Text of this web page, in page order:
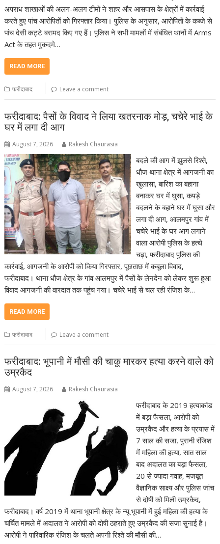
अपराध शाखाओं की अलग-अलग टीमों ने शहर और आसपास के क्षेत्रों में कार्रवाई
करते हुए पांच आरोपितों को गिरफ्तार किया। पुलिस के अनुसार, आरोपितों के कब्जे से
पांच देसी कट्टे बरामद किए गए हैं। पुलिस ने सभी मामलों में संबंधित थानों में Arms
Act के तहत मुकदमे…
READ MORE
फरीदाबाद Leave a comment
फरीदाबाद: पैसों के विवाद ने लिया खतरनाक मोड़, चचेरे भाई के
घर में लगा दी आग
August 7, 2026 Rakesh Chaurasia
बदले की आग में झुलसे रिश्ते,
धौज थाना क्षेत्र में आगजनी का
खुलासा, बारिश का बहाना
बनाकर घर में घुसा, कपड़े
बदलने के बहाने घर में घुसा और
लगा दी आग, आलमपुर गांव में
चचेरे भाई के घर आग लगाने
वाला आरोपी पुलिस के हत्थे
चढ़ा, फरीदाबाद पुलिस की
कार्रवाई, आगजनी के आरोपी को किया गिरफ्तार, पूछताछ में कबूला विवाद,
फरीदाबाद। थाना धौज क्षेत्र के गांव आलमपुर में पैसों के लेनदेन को लेकर शुरू हुआ
विवाद आगजनी की वारदात तक पहुंच गया। चचेरे भाई से चल रही रंजिश के…
READ MORE
फरीदाबाद Leave a comment
फरीदाबाद: भूपानी में मौसी की चाकू मारकर हत्या करने वाले को
उम्रकैद
August 7, 2026 Rakesh Chaurasia
फरीदाबाद के 2019 हत्याकांड
में बड़ा फैसला, आरोपी को
उम्रकैद और हत्या के प्रयास में
7 साल की सजा, पुरानी रंजिश
में महिला की हत्या, सात साल
बाद अदालत का बड़ा फैसला,
20 से ज्यादा गवाह, मजबूत
वैज्ञानिक साक्ष्य और पुलिस जांच
से दोषी को मिली उम्रकैद,
फरीदाबाद। वर्ष 2019 में थाना भूपानी क्षेत्र के न्यू भूपानी में हुई महिला की हत्या के
चर्चित मामले में अदालत ने आरोपी को दोषी ठहराते हुए उम्रकैद की सजा सुनाई है।
आरोपी ने पारिवारिक रंजिश के चलते अपनी रिश्ते की मौसी की…